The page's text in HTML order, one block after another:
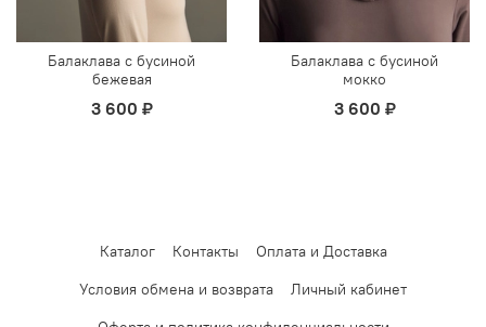
Балаклава с бусиной
бежевая
3 600 ₽
Балаклава с бусиной
мокко
3 600 ₽
Каталог Контакты
Оплата и Доставка
Условия обмена и возврата
Личный кабинет